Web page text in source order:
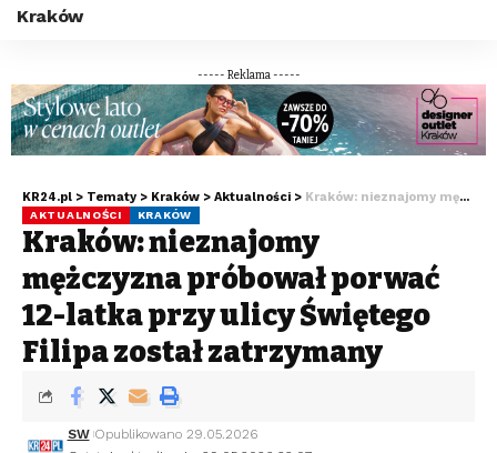
Kraków
----- Reklama -----
KR24.pl > Tematy > Kraków > Aktualności > Kraków: nieznajomy mężczyzna próbował porwać 12-latka przy ulicy Świętego Filipa został zatrzymany
AKTUALNOŚCI KRAKÓW
Kraków: nieznajomy
mężczyzna próbował porwać
12-latka przy ulicy Świętego
Filipa został zatrzymany
SW Opublikowano 29.05.2026